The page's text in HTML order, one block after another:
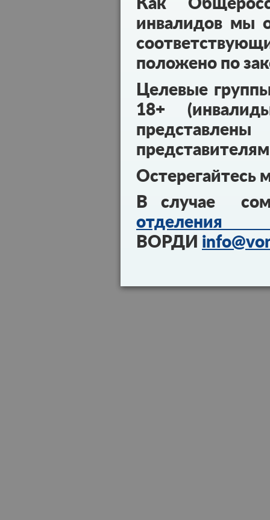
Как
инвалидов мы
положено по
Целевые
18+
Остерегайтесь
В случае
отделения
ВОРДИ